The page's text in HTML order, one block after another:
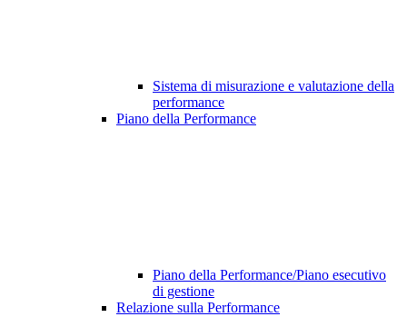
Sistema di misurazione e valutazione della
performance
Piano della Performance
Piano della Performance/Piano esecutivo
di gestione
Relazione sulla Performance